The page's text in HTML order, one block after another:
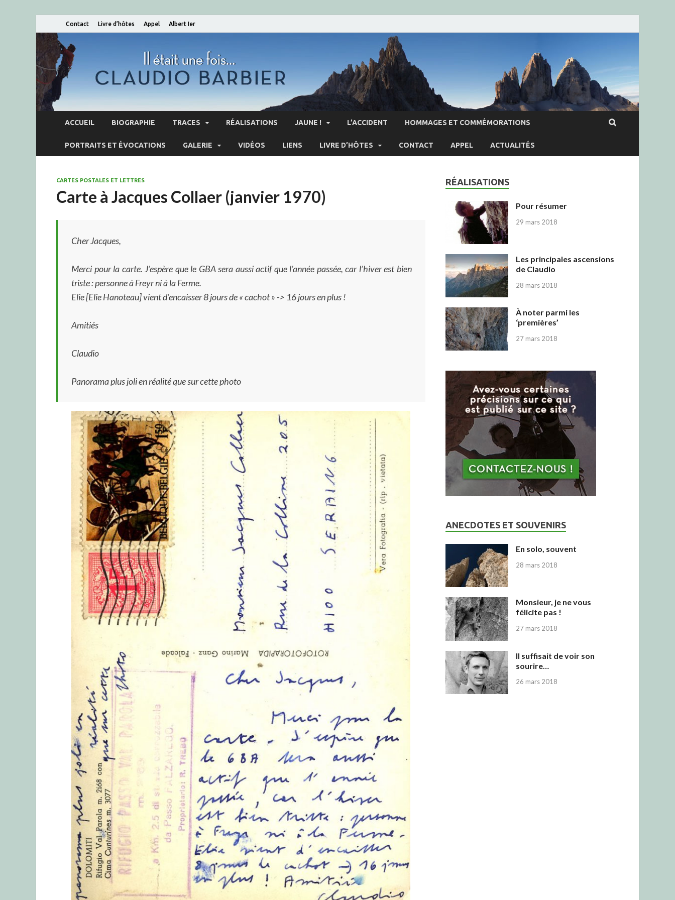
Contact Livre d’hôtes Appel Albert Ier
ACCUEIL BIOGRAPHIE TRACES RÉALISATIONS JAUNE ! L’ACCIDENT HOMMAGES ET COMMÉMORATIONS
PORTRAITS ET ÉVOCATIONS GALERIE VIDÉOS LIENS LIVRE D’HÔTES CONTACT APPEL ACTUALITÉS
CARTES POSTALES ET LETTRES
Carte à Jacques Collaer (janvier 1970)
Cher Jacques,
Merci pour la carte. J’espère que le GBA sera aussi actif que l’année passée, car l’hiver est bien
triste : personne à Freyr ni à la Ferme.
Elie [Elie Hanoteau] vient d’encaisser 8 jours de « cachot » -> 16 jours en plus !
Amitiés
Claudio
Panorama plus joli en réalité que sur cette photo
RÉALISATIONS
Pour résumer
29 mars 2018
Les principales ascensions
de Claudio
28 mars 2018
À noter parmi les
‘premières’
27 mars 2018
ANECDOTES ET SOUVENIRS
En solo, souvent
28 mars 2018
Monsieur, je ne vous
félicite pas !
27 mars 2018
Il suffisait de voir son
sourire…
26 mars 2018